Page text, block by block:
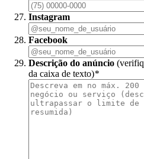
Instagram
Facebook
Descrição do anúncio
da caixa de texto)*